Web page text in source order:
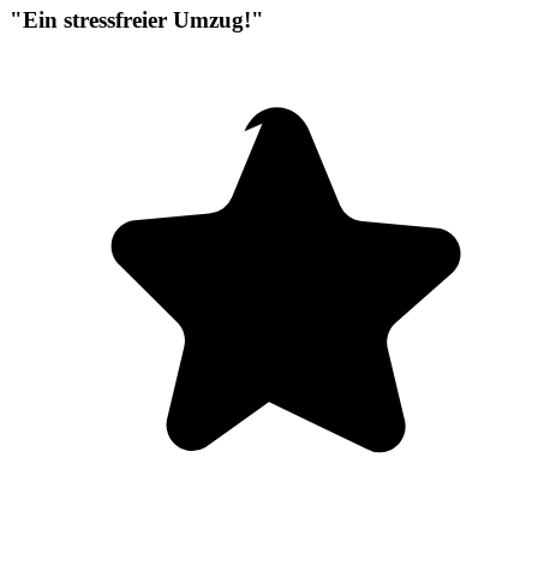
"Ein stressfreier Umzug!"